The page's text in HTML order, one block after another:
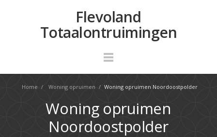
Flevoland
Totaalontruimingen
Home / Woning opruimen / Woning opruimen Noordoostpolder
Woning opruimen
Noordoostpolder